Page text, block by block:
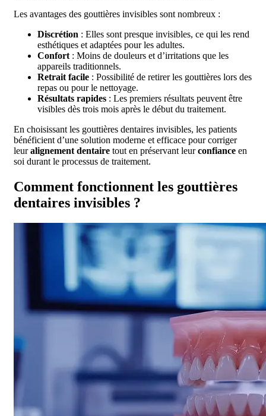
Les avantages des gouttières invisibles sont nombreux :
Discrétion : Elles sont presque invisibles, ce qui les rend
esthétiques et adaptées pour les adultes.
Confort: Moins de douleurs et d’irritations que les
appareils traditionnels.
Retrait facile : Possibilité de retirer les gouttières lors des
repas ou pour le nettoyage.
Résultats rapides : Les premiers résultats peuvent être
visibles dès trois mois après le début du traitement.
En choisissant les gouttières dentaires invisibles, les patients
bénéficient d’une solution moderne et efficace pour corriger
leuralignement dentaire tout en préservant leurconfiance en
soi durant le processus de traitement.
Comment fonctionnent les gouttières
dentaires invisibles ?